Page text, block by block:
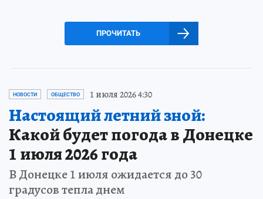
ПРОЧИТАТЬ
НОВОСТИ ОБЩЕСТВО 1 июля 2026 4:30
Настоящий летний зной:
Какой будет погода в Донецке
1 июля 2026 года
В Донецке 1 июля ожидается до 30
градусов тепла днем